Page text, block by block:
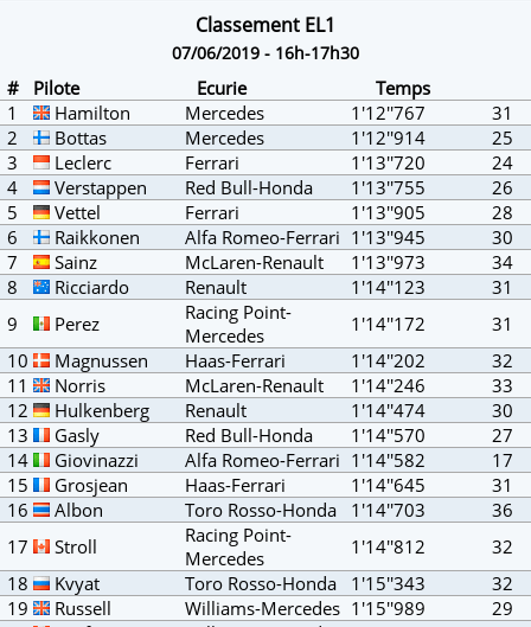
Classement EL1
07/06/2019 - 16h-17h30
# Pilote Ecurie
Temps
1
Hamilton Mercedes 1'12''767
31
2
Bottas Mercedes 1'12''914
25
3
Leclerc Ferrari 1'13''720
24
4
Verstappen Red Bull-Honda 1'13''755
26
5
Vettel Ferrari 1'13''905
28
6
Raikkonen Alfa Romeo-Ferrari 1'13''945
30
7
Sainz McLaren-Renault 1'13''973
34
8
Ricciardo Renault 1'14''123
31
9
Perez
Racing Point-
Mercedes
1'14''172
31
10
Magnussen Haas-Ferrari 1'14''202
32
11
Norris McLaren-Renault 1'14''246
33
12
Hulkenberg Renault 1'14''474
30
13
Gasly Red Bull-Honda 1'14''570
27
14
Giovinazzi Alfa Romeo-Ferrari 1'14''582
17
15
Grosjean Haas-Ferrari 1'14''645
31
16
Albon Toro Rosso-Honda 1'14''703
36
17
Stroll
Racing Point-
Mercedes
1'14''812
32
18
Kvyat Toro Rosso-Honda 1'15''343
32
19
Russell Williams-Mercedes 1'15''989
29